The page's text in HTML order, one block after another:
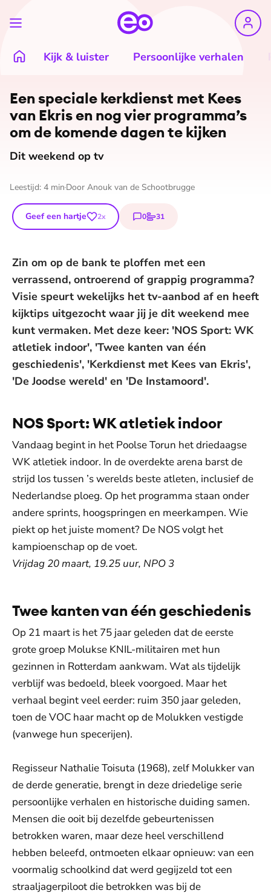
Kijk & luister Persoonlijke verhalen
©Jacqueline de Haas / EO
Een speciale kerkdienst met Kees
van Ekris en nog vier programma’s
om de komende dagen te kijken
Dit weekend op tv
Leestijd: 4 min Door Anouk van de Schootbrugge
Geef een hartje 2x 0
reacties
31
stemmen
Zin om op de bank te ploffen met een
verrassend, ontroerend of grappig programma?
Visie speurt wekelijks het tv-aanbod af en heeft
kijktips uitgezocht waar jij je dit weekend mee
kunt vermaken. Met deze keer: 'NOS Sport: WK
atletiek indoor', 'Twee kanten van één
geschiedenis', 'Kerkdienst met Kees van Ekris',
'De Joodse wereld' en 'De Instamoord'.
NOS Sport: WK atletiek indoor
Vandaag begint in het Poolse Torun het driedaagse
WK atletiek indoor. In de overdekte arena barst de
strijd los tussen ’s werelds beste atleten, inclusief de
Nederlandse ploeg. Op het programma staan onder
andere sprints, hoogspringen en meerkampen. Wie
piekt op het juiste moment? De NOS volgt het
kampioenschap op de voet.
Vrijdag 20 maart, 19.25 uur, NPO 3
Twee kanten van één geschiedenis
Op 21 maart is het 75 jaar geleden dat de eerste
grote groep Molukse KNIL-militairen met hun
gezinnen in Rotterdam aankwam. Wat als tijdelijk
verblijf was bedoeld, bleek voorgoed. Maar het
verhaal begint veel eerder: ruim 350 jaar geleden,
toen de VOC haar macht op de Molukken vestigde
(vanwege hun specerijen).
Regisseur Nathalie Toisuta (1968), zelf Molukker van
de derde generatie, brengt in deze driedelige serie
persoonlijke verhalen en historische duiding samen.
Mensen die ooit bij dezelfde gebeurtenissen
betrokken waren, maar deze heel verschillend
hebben beleefd, ontmoeten elkaar opnieuw: van een
voormalig schoolkind dat werd gegijzeld tot een
straaljagerpiloot die betrokken was bij de